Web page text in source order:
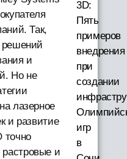
Так,
решений
и
Но не
лазерное
и развитие
точно
и
3D:
Пять
примеров
внедрения
при
создании
игр
в